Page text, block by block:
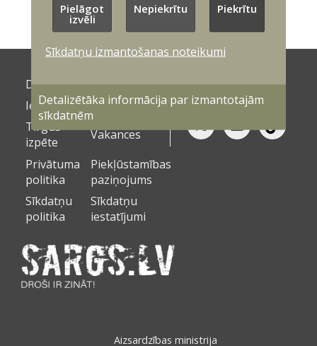
Dokumenti Galerijas
Iepirkumi
Kontakti
Tirgus
izpēte
Vakances
Privātuma
politika
Piekļūstamības
paziņojums
Sīkdatņu
politika
Sīkdatņu
iestatījumi
Aizsardzības ministrija
Pielāgot
izvēli
Nepiekrītu Piekrītu
Sīkdatņu izmantošanas noteikumi
Detalizētāka informācija par izmantotajām
sīkdatnēm